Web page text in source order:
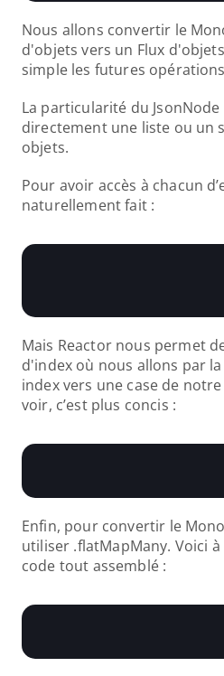
Nous allons convertir le
d'objets vers un Flux
simple les futures
La particularité du
directement une liste ou un
objets.
Pour avoir accès à chacun
naturellement fait :
Mais Reactor nous permet
d'index où nous allons par
index vers une case de
voir, c’est plus concis :
Enfin, pour convertir le
utiliser .flatMapMany. Voici
code tout assemblé :